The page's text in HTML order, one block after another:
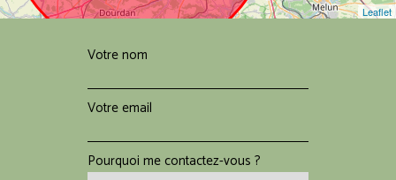
Leaflet
Votre nom
Votre email
Pourquoi me contactez-vous ?